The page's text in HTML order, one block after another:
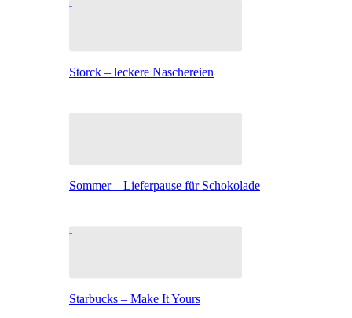
Storck – leckere Naschereien
Sommer – Lieferpause für Schokolade
Starbucks – Make It Yours